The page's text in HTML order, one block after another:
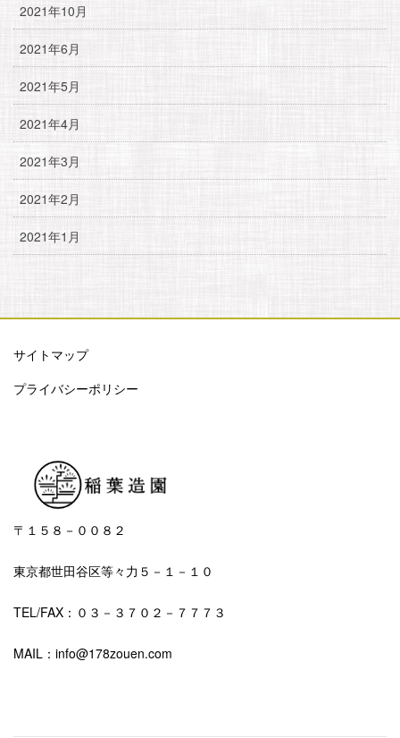
2021年10月
2021年6月
2021年5月
2021年4月
2021年3月
2021年2月
2021年1月
サイトマップ
プライバシーポリシー
〒１５８－００８２
東京都世田谷区等々力５－１－１０
TEL/FAX：０３－３７０２－７７７３
MAIL：info@178zouen.com